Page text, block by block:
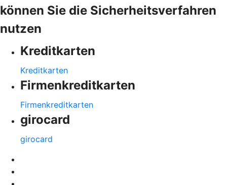
können Sie die Sicherheitsverfahren
nutzen
Kreditkarten
Kreditkarten
Firmenkreditkarten
Firmenkreditkarten
girocard
girocard